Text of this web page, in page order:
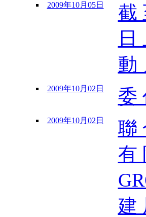
2009年10月05日
截
日
動
2009年10月02日 委
2009年10月02日
聯
有
建